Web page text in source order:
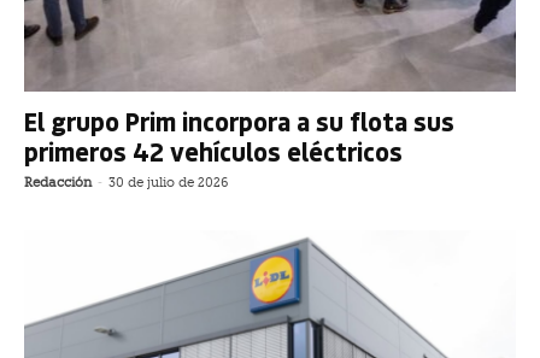
El grupo Prim incorpora a su flota sus
primeros 42 vehículos eléctricos
Redacción - 30 de julio de 2026